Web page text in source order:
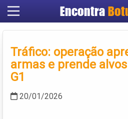
Encontra
Criar
Tráfico: operação
armas e prende
G1
20/01/2026